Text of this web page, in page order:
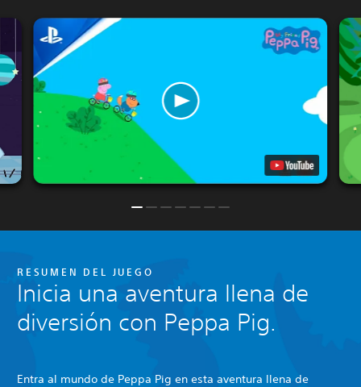
RESUMEN DEL JUEGO
Inicia una aventura llena de
diversión con Peppa Pig.
Entra al mundo de Peppa Pig en esta aventura llena de